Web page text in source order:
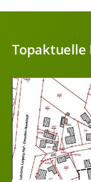
Topaktuelle